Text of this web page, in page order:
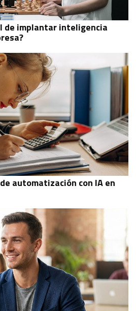
de implantar inteligencia
automatización con IA en